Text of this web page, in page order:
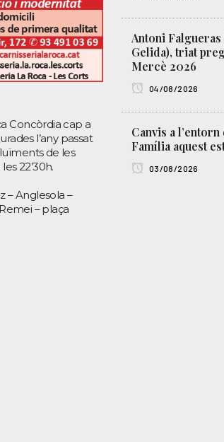
Concòrdia cap a
l’any passat
de les
22’30h.
– Anglesola –
– plaça
Antoni
Gelida), triat
Mercè 2026
04/08/2026
Canvis a
Família aquest
03/08/2026